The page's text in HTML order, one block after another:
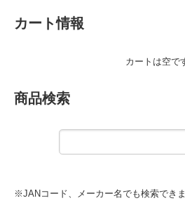
カート情報
カートは空で
商品検索
※JANコード、メーカー名でも検索できま